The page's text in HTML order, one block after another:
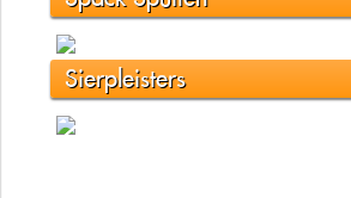
Sierpleisters